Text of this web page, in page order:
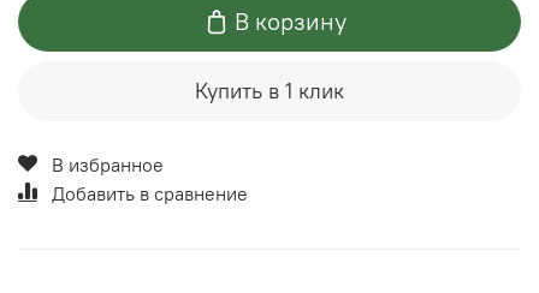
В корзину
Купить в 1 клик
В избранное
Добавить в сравнение